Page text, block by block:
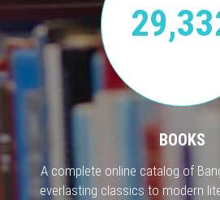
BOOKS
A complete online catalog of
everlasting classics to modern